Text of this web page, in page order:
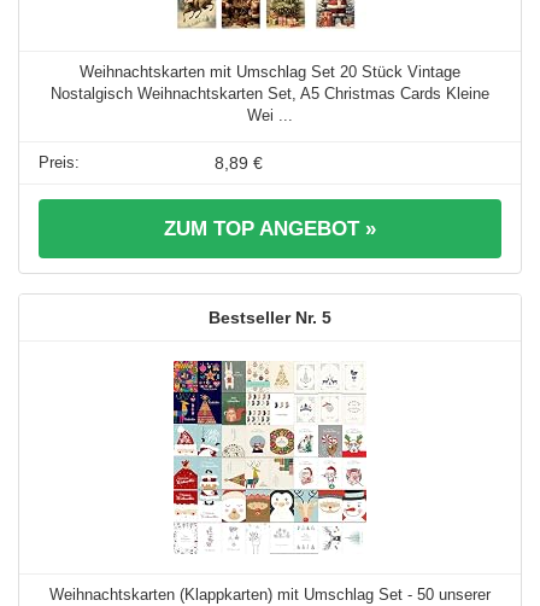
Weihnachtskarten mit Umschlag Set 20 Stück Vintage
Nostalgisch Weihnachtskarten Set, A5 Christmas Cards Kleine
Wei ...
8,89 €
ZUM TOP ANGEBOT »
5
Weihnachtskarten (Klappkarten) mit Umschlag Set - 50 unserer